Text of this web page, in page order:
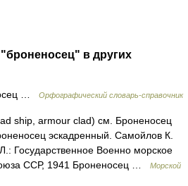
в других
… Орфографический словарь-справочник
ship, armour clad) см. Броненосец
эскадренный. Самойлов К.
Государственное Военно морское
ССР, 1941 Броненосец …
Морской